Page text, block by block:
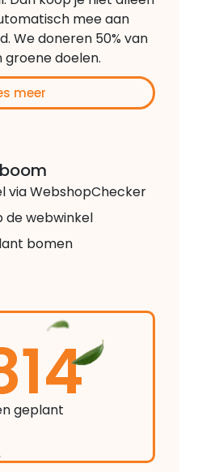
mee aan
We doneren 50% van
doelen.
meer
via WebshopChecker
de webwinkel
bomen
geplant